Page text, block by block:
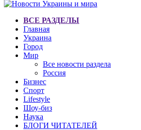
ВСЕ РАЗДЕЛЫ
Главная
Украина
Город
Мир
Все новости раздела
Россия
Бизнес
Спорт
Lifestyle
Шоу-биз
Наука
БЛОГИ ЧИТАТЕЛЕЙ